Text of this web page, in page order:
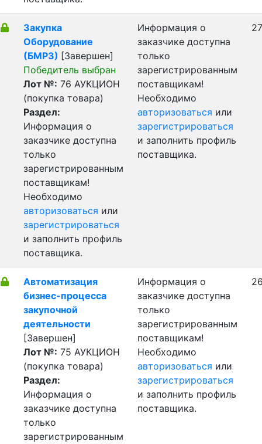
Закупка
Оборудование
(БМРЗ) [Завершен]
Победитель выбран
Лот №: 76 АУКЦИОН
(покупка товара)
Раздел:
Информация о
заказчике доступна
только
зарегистрированным
поставщикам!
Необходимо
авторизоваться или
зарегистрироваться
и заполнить профиль
поставщика.
Информация о
заказчике доступна
только
зарегистрированным
поставщикам!
Необходимо
авторизоваться или
зарегистрироваться
и заполнить профиль
поставщика.
Автоматизация
бизнес-процесса
закупочной
деятельности
[Завершен]
Лот №: 75 АУКЦИОН
(покупка товара)
Раздел:
Информация о
заказчике доступна
только
зарегистрированным
Информация о
заказчике доступна
только
зарегистрированным
поставщикам!
Необходимо
авторизоваться или
зарегистрироваться
и заполнить профиль
поставщика.